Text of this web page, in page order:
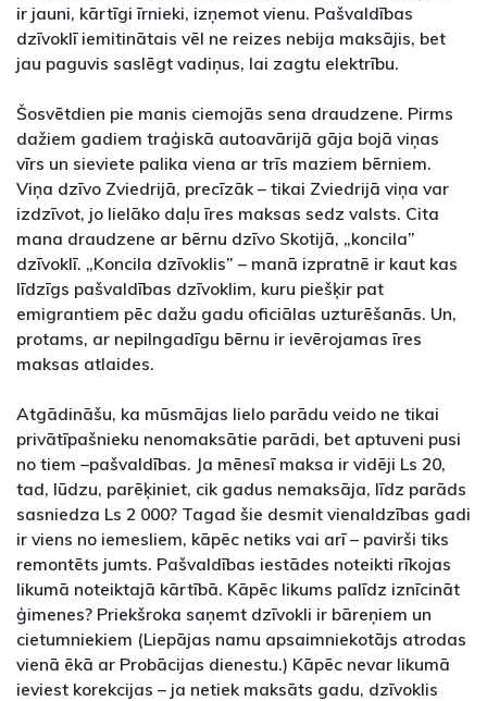
ir jauni, kārtīgi īrnieki, izņemot vienu. Pašvaldības
dzīvoklī iemitinātais vēl ne reizes nebija maksājis, bet
jau paguvis saslēgt vadiņus, lai zagtu elektrību.
Šosvētdien pie manis ciemojās sena draudzene. Pirms
dažiem gadiem traģiskā autoavārijā gāja bojā viņas
vīrs un sieviete palika viena ar trīs maziem bērniem.
Viņa dzīvo Zviedrijā, precīzāk – tikai Zviedrijā viņa var
izdzīvot, jo lielāko daļu īres maksas sedz valsts. Cita
mana draudzene ar bērnu dzīvo Skotijā, „koncila”
dzīvoklī. „Koncila dzīvoklis” – manā izpratnē ir kaut kas
līdzīgs pašvaldības dzīvoklim, kuru piešķir pat
emigrantiem pēc dažu gadu oficiālas uzturēšanās. Un,
protams, ar nepilngadīgu bērnu ir ievērojamas īres
maksas atlaides.
Atgādināšu, ka mūsmājas lielo parādu veido ne tikai
privātīpašnieku nenomaksātie parādi, bet aptuveni pusi
no tiem –pašvaldības. Ja mēnesī maksa ir vidēji Ls 20,
tad, lūdzu, parēķiniet, cik gadus nemaksāja, līdz parāds
sasniedza Ls 2 000? Tagad šie desmit vienaldzības gadi
ir viens no iemesliem, kāpēc netiks vai arī – pavirši tiks
remontēts jumts. Pašvaldības iestādes noteikti rīkojas
likumā noteiktajā kārtībā. Kāpēc likums palīdz iznīcināt
ģimenes? Priekšroka saņemt dzīvokli ir bāreņiem un
cietumniekiem (Liepājas namu apsaimniekotājs atrodas
vienā ēkā ar Probācijas dienestu.) Kāpēc nevar likumā
ieviest korekcijas – ja netiek maksāts gadu, dzīvoklis